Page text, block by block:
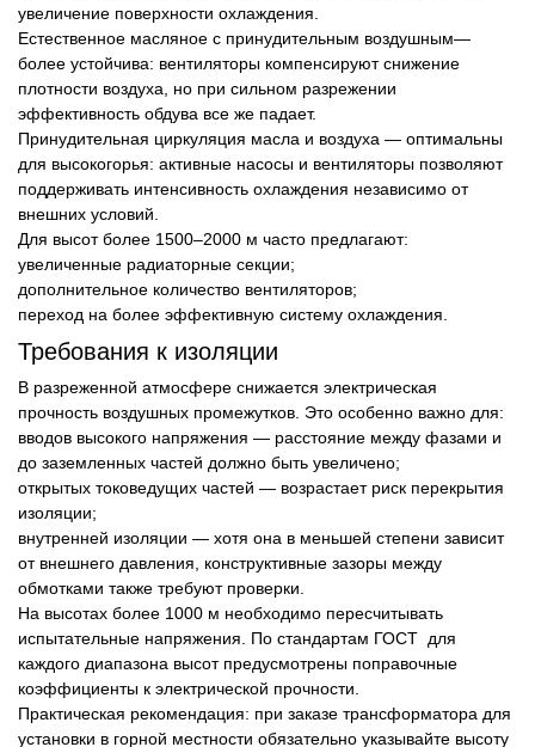
увеличение поверхности охлаждения.
Естественное масляное с принудительным воздушным—
более устойчива: вентиляторы компенсируют снижение
плотности воздуха, но при сильном разрежении
эффективность обдува все же падает.
Принудительная циркуляция масла и воздуха — оптимальны
для высокогорья: активные насосы и вентиляторы позволяют
поддерживать интенсивность охлаждения независимо от
внешних условий.
Для высот более 1500–2000 м часто предлагают:
увеличенные радиаторные секции;
дополнительное количество вентиляторов;
переход на более эффективную систему охлаждения.
Требования к изоляции
В разреженной атмосфере снижается электрическая
прочность воздушных промежутков. Это особенно важно для:
вводов высокого напряжения — расстояние между фазами и
до заземленных частей должно быть увеличено;
открытых токоведущих частей — возрастает риск перекрытия
изоляции;
внутренней изоляции — хотя она в меньшей степени зависит
от внешнего давления, конструктивные зазоры между
обмотками также требуют проверки.
На высотах более 1000 м необходимо пересчитывать
испытательные напряжения. По стандартам ГОСТ для
каждого диапазона высот предусмотрены поправочные
коэффициенты к электрической прочности.
Практическая рекомендация: при заказе трансформатора для
установки в горной местности обязательно указывайте высоту